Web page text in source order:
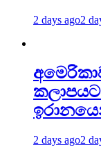
2 days ago2
2 days ago2